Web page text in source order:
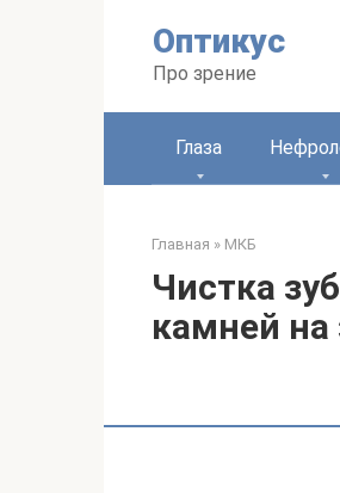
Оптикус
Про зрение
Глаза
Главная » МКБ
Чистка
камней на